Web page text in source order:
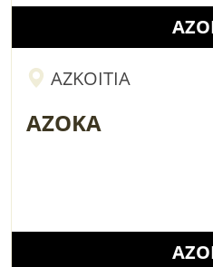
AZKOITIA
AZOKA